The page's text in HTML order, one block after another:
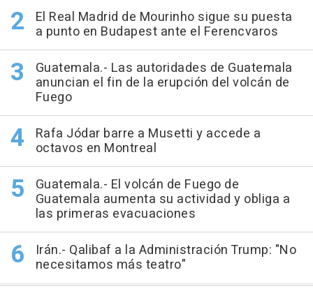
El Real Madrid de Mourinho sigue su puesta
a punto en Budapest ante el Ferencvaros
Guatemala.- Las autoridades de Guatemala
anuncian el fin de la erupción del volcán de
Fuego
Rafa Jódar barre a Musetti y accede a
octavos en Montreal
Guatemala.- El volcán de Fuego de
Guatemala aumenta su actividad y obliga a
las primeras evacuaciones
Irán.- Qalibaf a la Administración Trump: "No
necesitamos más teatro"